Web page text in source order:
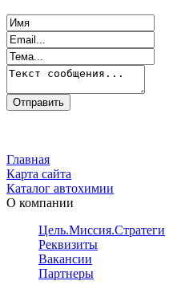
Главная
Карта сайта
Каталог автохимии
О компании
Цель.Миссия.Стратегия.
Реквизиты
Вакансии
Партнеры